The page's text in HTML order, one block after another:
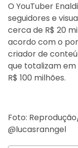
O YouTuber
seguidores e
cerca de R$ 20
acordo com o
criador de
que totalizam
R$ 100 milhões.
Foto:
@lucasranngel